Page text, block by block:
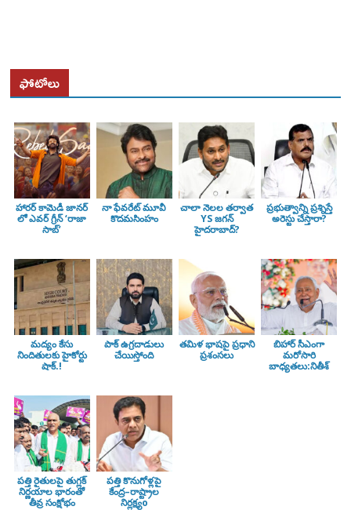
ఫోటోలు
హారర్ కామెడీ జానర్
లో ఎవర్ గ్రీన్ ‘రాజా
సాబ్’
నా ఫేవరేట్ మూవీ
కొదమసింహం
చాలా నెలల తర్వాత
YS జగన్
హైదరాబాద్?
ప్రభుత్వాన్ని ప్రశ్నిస్తే
అరెస్టు చేస్తారా?
మద్యం కేసు
నిందితులకు హైకోర్టు
షాక్.!
పాక్ ఉగ్రదాడులు
చేయిస్తోంది
తమిళ భాషపై ప్రధాని
ప్రశంసలు
బిహార్ సీఎంగా
మరోసారి
బాధ్యతలు:నితీశ్
పత్తి రైతులపై తుగ్లక్‌
నిర్ణయాల భారంతో
తీవ్ర సంక్షోభం
పత్తి కొనుగోళ్లపై
కేంద్ర–రాష్ట్రాల
నిర్లక్ష్యo